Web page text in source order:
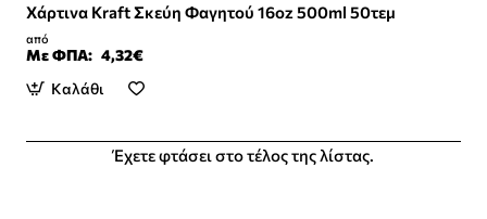
Χάρτινα Kraft Σκεύη Φαγητού 16oz 500ml 50τεμ
από
Με ΦΠΑ: 4,32€
Καλάθι
Έχετε φτάσει στο τέλος της λίστας.